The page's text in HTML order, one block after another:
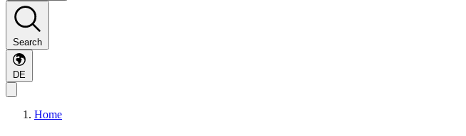
Search
DE
Home